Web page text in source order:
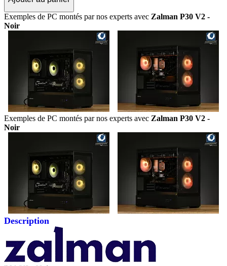
Exemples de PC montés par nos experts avec Zalman P30 V2 -
Noir
Exemples de PC montés par nos experts avec Zalman P30 V2 -
Noir
Description